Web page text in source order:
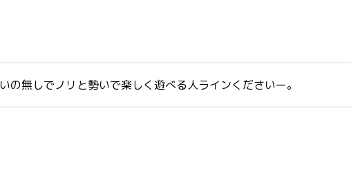
無しでノリと勢いで楽しく遊べる人ラインくださいー。